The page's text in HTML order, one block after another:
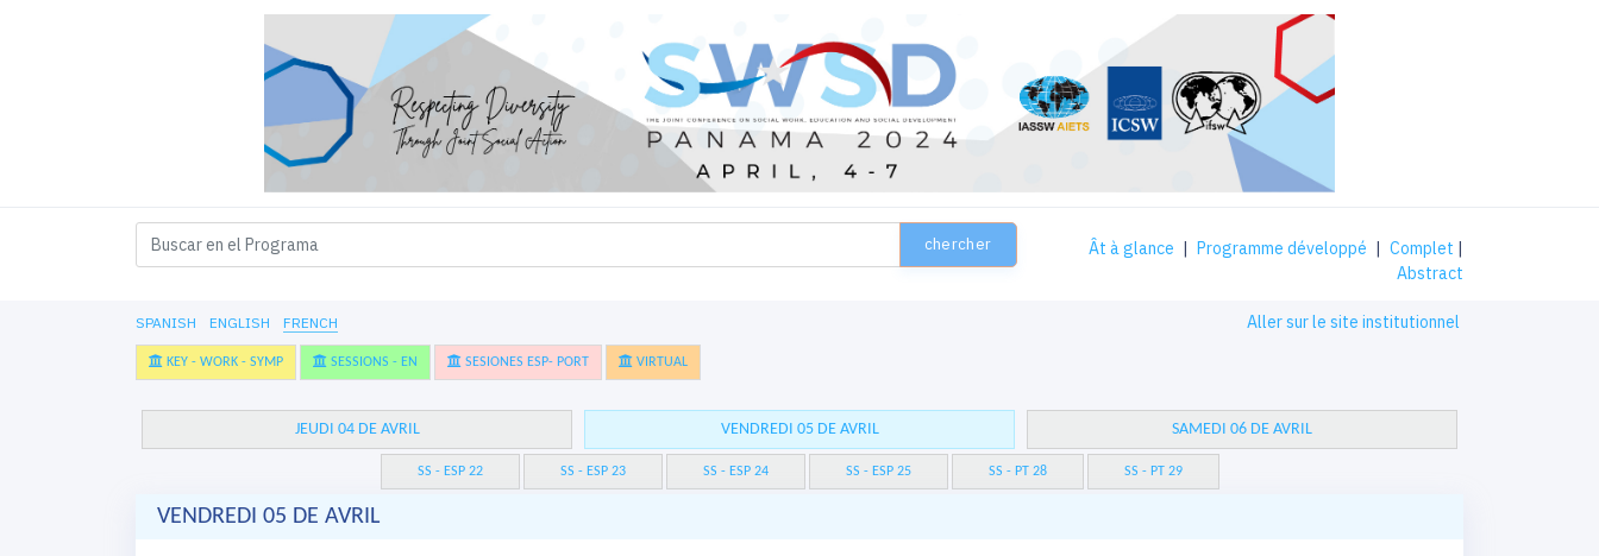
chercher Ât à glance | Programme développé | Complet |
Abstract
SPANISH ENGLISH FRENCH Aller sur le site institutionnel
KEY - WORK - SYMP SESSIONS - EN SESIONES ESP- PORT VIRTUAL
JEUDI 04 DE AVRIL VENDREDI 05 DE AVRIL SAMEDI 06 DE AVRIL
SS - ESP 22 SS - ESP 23 SS - ESP 24 SS - ESP 25 SS - PT 28 SS - PT 29
VENDREDI 05 DE AVRIL